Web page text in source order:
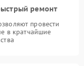
ремонт
провести
в кратчайшие